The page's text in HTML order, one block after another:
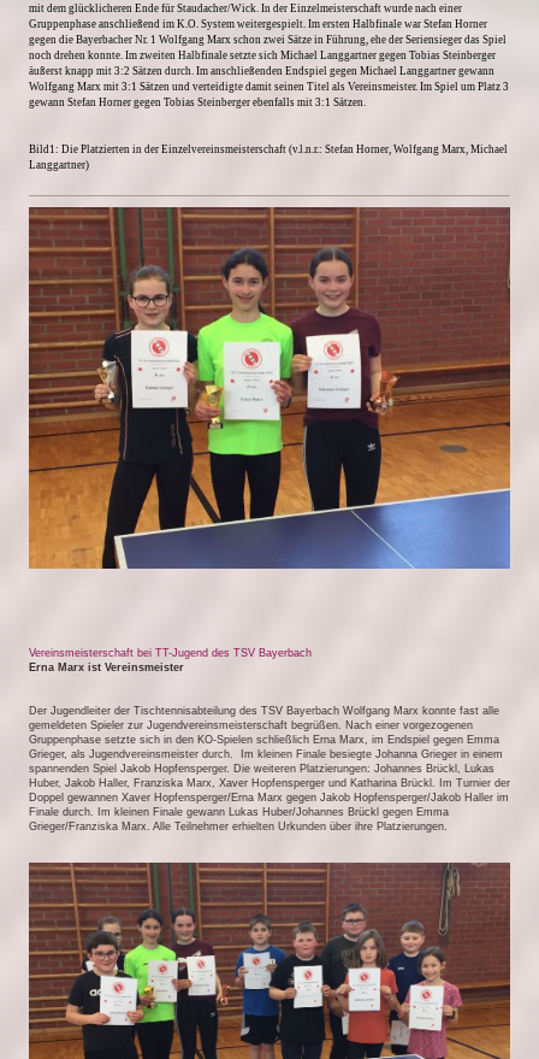
mit dem glücklicheren Ende für Staudacher/Wick. In der Einzelmeisterschaft wurde nach einer
Gruppenphase anschließend im K.O. System weitergespielt. Im ersten Halbfinale war Stefan Horner
gegen die Bayerbacher Nr. 1 Wolfgang Marx schon zwei Sätze in Führung, ehe der Seriensieger das Spiel
noch drehen konnte. Im zweiten Halbfinale setzte sich Michael Langgartner gegen Tobias Steinberger
äußerst knapp mit 3:2 Sätzen durch. Im anschließenden Endspiel gegen Michael Langgartner gewann
Wolfgang Marx mit 3:1 Sätzen und verteidigte damit seinen Titel als Vereinsmeister. Im Spiel um Platz 3
gewann Stefan Horner gegen Tobias Steinberger ebenfalls mit 3:1 Sätzen.
Bild1: Die Platzierten in der Einzelvereinsmeisterschaft (v.l.n.r.: Stefan Horner, Wolfgang Marx, Michael
Langgartner)
Vereinsmeisterschaft bei TT-Jugend des TSV Bayerbach
Erna Marx ist Vereinsmeister
Der Jugendleiter der Tischtennisabteilung des TSV Bayerbach Wolfgang Marx konnte fast alle
gemeldeten Spieler zur Jugendvereinsmeisterschaft begrüßen. Nach einer vorgezogenen
Gruppenphase setzte sich in den KO-Spielen schließlich Erna Marx, im Endspiel gegen Emma
Grieger, als Jugendvereinsmeister durch. Im kleinen Finale besiegte Johanna Grieger in einem
spannenden Spiel Jakob Hopfensperger. Die weiteren Platzierungen: Johannes Brückl, Lukas
Huber, Jakob Haller, Franziska Marx, Xaver Hopfensperger und Katharina Brückl. Im Turnier der
Doppel gewannen Xaver Hopfensperger/Erna Marx gegen Jakob Hopfensperger/Jakob Haller im
Finale durch. Im kleinen Finale gewann Lukas Huber/Johannes Brückl gegen Emma
Grieger/Franziska Marx. Alle Teilnehmer erhielten Urkunden über ihre Platzierungen.